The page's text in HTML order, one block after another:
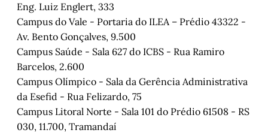
Eng. Luiz Englert, 333
Campus do Vale - Portaria do ILEA – Prédio 43322 -
Av. Bento Gonçalves, 9.500
Campus Saúde - Sala 627 do ICBS - Rua Ramiro
Barcelos, 2.600
Campus Olímpico - Sala da Gerência Administrativa
da Esefid - Rua Felizardo, 75
Campus Litoral Norte - Sala 101 do Prédio 61508 - RS
030, 11.700, Tramandaí